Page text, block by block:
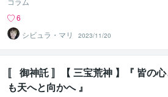
6
シビュラ・マリ
2023/11/20
〚 御神託 〛【 三宝荒神 】『 皆の
も天へと向かへ 』